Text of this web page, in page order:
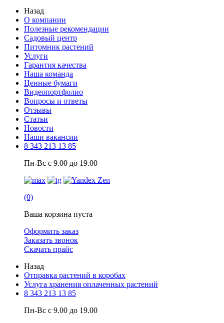
Назад
О компании
Полезные рекомендации
Садовый центр
Питомник растений
Услуги
Гарантия качества
Наша команда
Ценные бумаги
Видеопортфолио
Вопросы и ответы
Отзывы
Статьи
Новости
Наши вакансии
8 343 213 13 85
Пн-Вс с 9.00 до 19.00
(0)
Ваша корзина пуста
Оформить заказ
Заказать звонок
Скачать прайс
Назад
Отправка растений в коробах
Услуга хранения оплаченных растений
8 343 213 13 85
Пн-Вс с 9.00 до 19.00